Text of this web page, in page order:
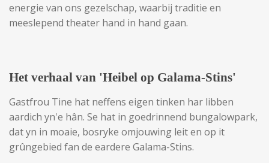
energie van ons gezelschap, waarbij traditie en
meeslepend theater hand in hand gaan.
Het verhaal van 'Heibel op Galama-Stins'
Gastfrou Tine hat neffens eigen tinken har libben
aardich yn'e hân. Se hat in goedrinnend bungalowpark,
dat yn in moaie, bosryke omjouwing leit en op it
grûngebied fan de eardere Galama-Stins.